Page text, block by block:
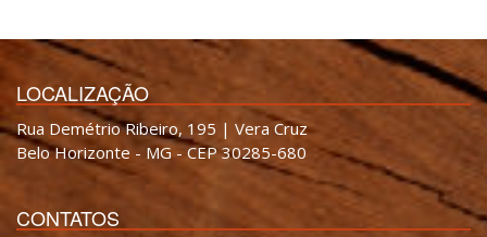
LOCALIZAÇÃO
Rua Demétrio Ribeiro, 195 | Vera Cruz
Belo Horizonte - MG - CEP 30285-680
CONTATOS